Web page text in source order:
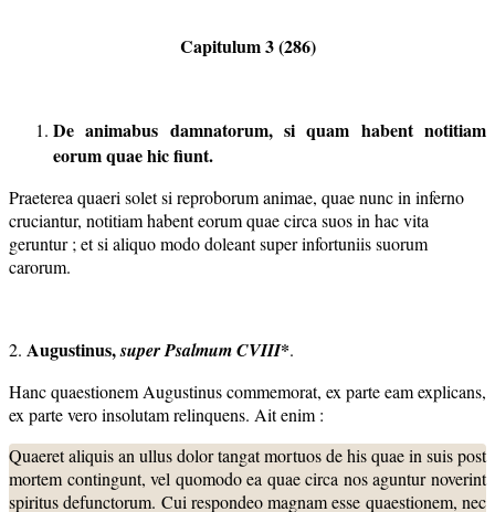
Capitulum 3 (286)
De animabus damnatorum, si quam habent notitiam
eorum quae hic fiunt.
Praeterea quaeri solet si reproborum animae, quae nunc in inferno
cruciantur, notitiam habent eorum quae circa suos in hac vita
geruntur ; et si aliquo modo doleant super infortuniis suorum
carorum.
2. Augustinus,super Psalmum CVIII*.
Hanc quaestionem Augustinus commemorat, ex parte eam explicans,
ex parte vero insolutam relinquens. Ait enim :
Quaeret aliquis an ullus dolor tangat mortuos de his quae in suis post
mortem contingunt, vel quomodo ea quae circa nos aguntur noverint
spiritus defunctorum. Cui respondeo magnam esse quaestionem, nec